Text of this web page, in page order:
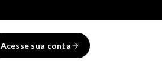
Acesse sua conta